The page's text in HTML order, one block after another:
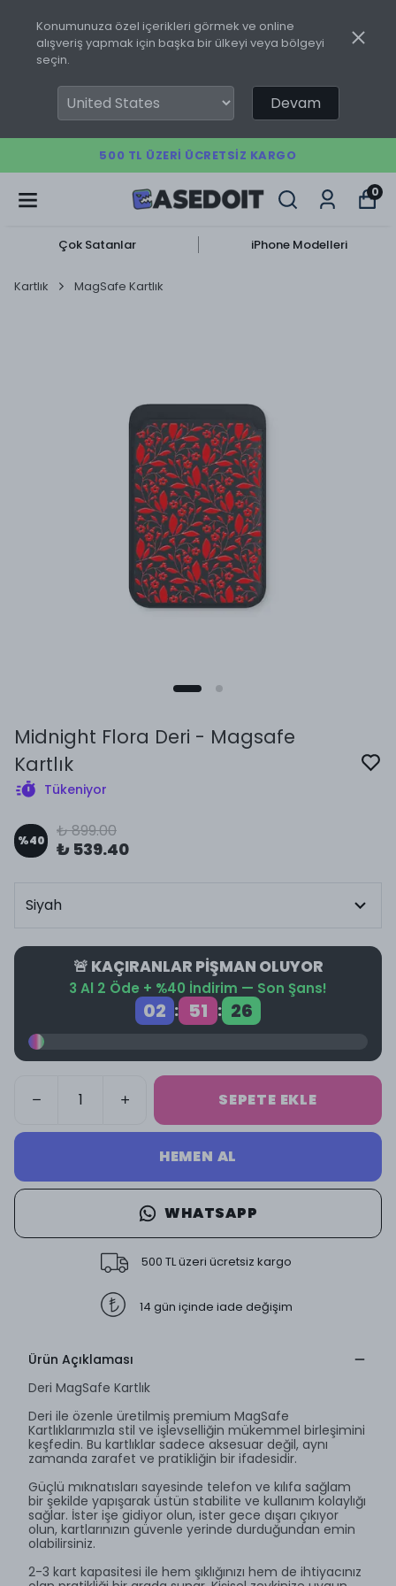
Konumunuza özel içerikleri görmek ve online
alışveriş yapmak için başka bir ülkeyi veya bölgeyi
seçin.
Devam
500 TL ÜZERI ÜCRETSIZ KARGO
0
Çok Satanlar iPhone Modelleri
Kartlık MagSafe Kartlık
Midnight Flora Deri - Magsafe
Kartlık
Tükeniyor
%40 ₺ 899.00
₺ 539.40
🚨 KAÇIRANLAR PİŞMAN OLUYOR
3 Al 2 Öde + %40 İndirim — Son Şans!
02 : 51 : 25
SEPETE EKLE
HEMEN AL
WHATSAPP
500 TL üzeri ücretsiz kargo
14 gün içinde iade değişim
Ürün Açıklaması
Deri MagSafe Kartlık
Deri ile özenle üretilmiş premium MagSafe
Kartlıklarımızla stil ve işlevselliğin mükemmel birleşimini
keşfedin. Bu kartlıklar sadece aksesuar değil, aynı
zamanda zarafet ve pratikliğin bir ifadesidir.
Güçlü mıknatısları sayesinde telefon ve kılıfa sağlam
bir şekilde yapışarak üstün stabilite ve kullanım kolaylığı
sağlar. İster işe gidiyor olun, ister gece dışarı çıkıyor
olun, kartlarınızın güvenle yerinde durduğundan emin
olabilirsiniz.
2-3 kart kapasitesi ile hem şıklığınızı hem de ihtiyacınız